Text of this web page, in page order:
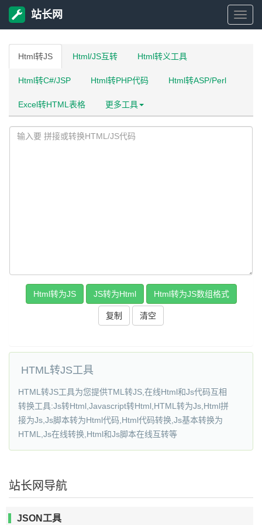
站
站长网
Html转JS Html/JS互转 Html转义工具
Html转C#/JSP Html转PHP代码 Html转ASP/Perl
Excel转HTML表格 更多工具
复制
HTML转JS工具
HTML转JS工具为您提供TML转JS,在线Html和Js代码互相
转换工具:Js转Html,Javascript转Html,HTML转为Js,Html拼
接为Js,Js脚本转为Html代码,Html代码转换,Js基本转换为
HTML,Js在线转换,Html和Js脚本在线互转等
站长网导航
JSON工具